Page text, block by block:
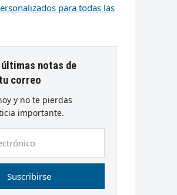
para todas las
últimas notas de
correo
y no te pierdas
importante.
Suscribirse